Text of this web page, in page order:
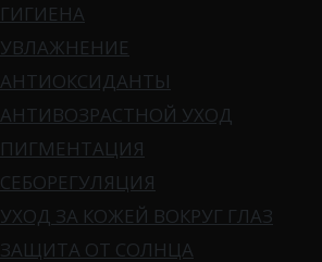
ГИГИЕНА
УВЛАЖНЕНИЕ
АНТИОКСИДАНТЫ
АНТИВОЗРАСТНОЙ УХОД
ПИГМЕНТАЦИЯ
СЕБОРЕГУЛЯЦИЯ
УХОД ЗА КОЖЕЙ ВОКРУГ ГЛАЗ
ЗАЩИТА ОТ СОЛНЦА